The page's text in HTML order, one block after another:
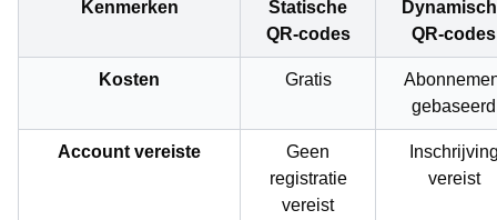
Kenmerken
Statische
QR-codes
QR-codes
Kosten Gratis
gebaseerd
Account vereiste
Geen
registratie
vereist
vereist